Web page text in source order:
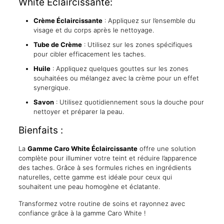
Crème Éclaircissante: Appliquez sur l’ensemble du
visage et du corps après le nettoyage.
Tube de Crème: Utilisez sur les zones spécifiques
pour cibler efficacement les taches.
Huile: Appliquez quelques gouttes sur les zones
souhaitées ou mélangez avec la crème pour un effet
synergique.
Savon: Utilisez quotidiennement sous la douche pour
nettoyer et préparer la peau.
Bienfaits :
La Gamme Caro White Éclaircissanteoffre une solution
complète pour illuminer votre teint et réduire l’apparence
des taches. Grâce à ses formules riches en ingrédients
naturelles, cette gamme est idéale pour ceux qui
souhaitent une peau homogène et éclatante.
Transformez votre routine de soins et rayonnez avec
confiance grâce à la gamme Caro White !